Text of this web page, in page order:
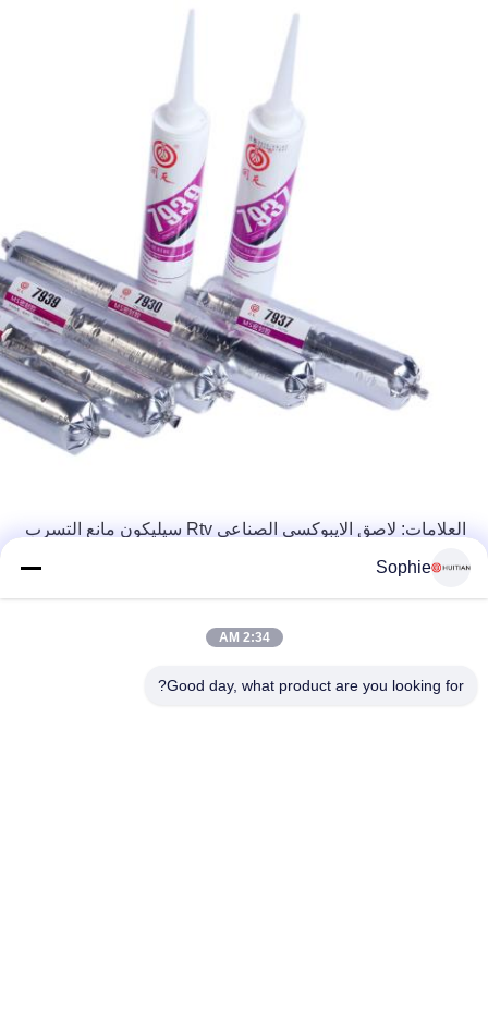
العلامات: لاصق الايبوكسي الصناعي Rtv سيليكون مانع التسرب
Sophie
2:34 AM
Good day, what product are you looking for?